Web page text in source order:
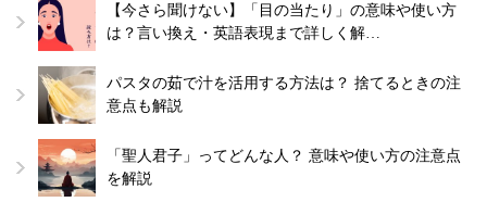
【今さら聞けない】「目の当たり」の意味や使い方
は？言い換え・英語表現まで詳しく解…
パスタの茹で汁を活用する方法は？ 捨てるときの注
意点も解説
「聖人君子」ってどんな人？ 意味や使い方の注意点
を解説